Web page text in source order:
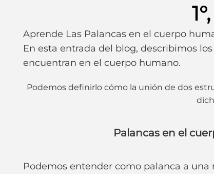
Aprende Las Palancas en el cuerpo
En esta entrada del blog, describimos
encuentran en el cuerpo humano.
Podemos definirlo cómo la unión de dos
Palancas en el
Podemos entender como palanca a